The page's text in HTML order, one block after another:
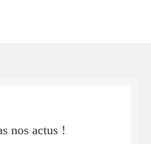
nos actus !